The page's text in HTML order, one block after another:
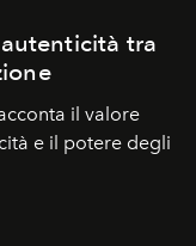
tra
il valore
e il potere degli